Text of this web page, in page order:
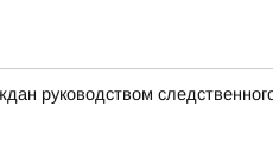
руководством